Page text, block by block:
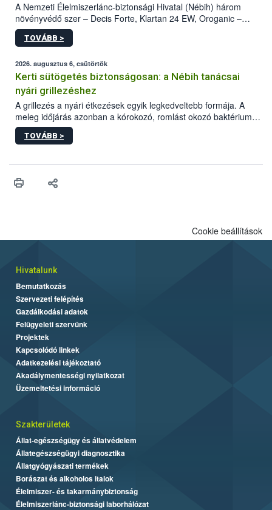
A Nemzeti Élelmiszerlánc-biztonsági Hivatal (Nébih) három
növényvédő szer – Decis Forte, Klartan 24 EW, Oroganic –
engedélyokiratát módosította, így azok a szüretet követően,
egészen a vesszőérettség (BBCH 91) stádiumáig
érésű szőlőkben is legyen lehetőség a károsító elleni további
védekezésre. Az Oroganic készítmény kis kiszerelésben kiskerti
felhasználók számára is elérhető és ökológiai termesztésben is
engedélyezett.
TOVÁBB >
2026. augusztus 6, csütörtök
Kerti sütögetés biztonságosan: a Nébih tanácsai
nyári grillezéshez
A grillezés a nyári étkezések egyik legkedveltebb formája. A
meleg időjárás azonban a kórokozó, romlást okozó baktériumok
gyorsabb szaporodásának is kedvez. A szabadtéri sütögetés
ezért nem csupán a megfelelő sütési technikáról szól: legalább
higiéniai szabályok betartása, a megfelelő hőkezelés, valamint a
biztonsági Hivatal (Nébih) Oktatási Programja összegyűjtötte a
TOVÁBB >
Cookie beállítások
Hivatalunk
Bemutatkozás
Szervezeti felépítés
Gazdálkodási adatok
Felügyeleti szervünk
Projektek
Kapcsolódó linkek
Adatkezelési tájékoztató
Akadálymentességi nyilatkozat
Üzemeltetési információ
Szakterületek
Állat-egészségügy és állatvédelem
Állategészségügyi diagnosztika
Állatgyógyászati termékek
Borászat és alkoholos italok
Élelmiszer- és takarmánybiztonság
Élelmiszerlánc-biztonsági laborhálózat